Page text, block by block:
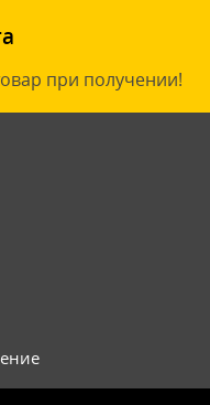
при получении!